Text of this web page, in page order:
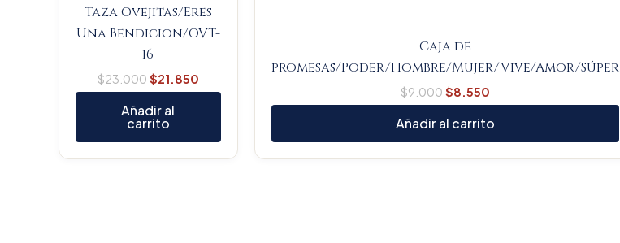
Taza Ovejitas/Eres
Una Bendicion/OVT-
16
$23.000$21.850
Añadir al
carrito
Caja de
promesas/Poder/Hombre/Mujer/Vive/Amor/Súper
$9.000$8.550
Añadir al carrito